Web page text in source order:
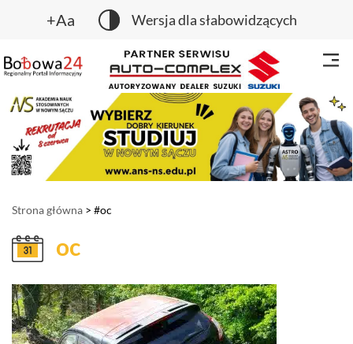
+Aa Wersja dla słabowidzących
Strona główna > #oc
oc